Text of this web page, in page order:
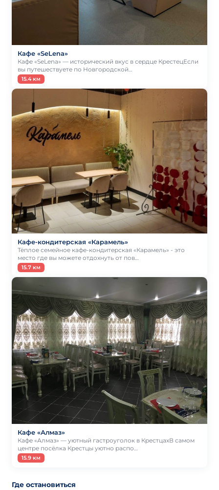
Кафе «SeLena»
Кафе «SeLena» — исторический вкус в сердце КрестецЕсли
вы путешествуете по Новгородской…
15.4 км
Кафе-кондитерская «Карамель»
Тёплое семейное кафе-кондитерская «Карамель» - это
место где вы можете отдохнуть от пов…
15.7 км
Кафе «Алмаз»
Кафе «Алмаз» — уютный гастроуголок в КрестцахВ самом
центре посёлка Крестцы уютно распо…
15.9 км
Где остановиться